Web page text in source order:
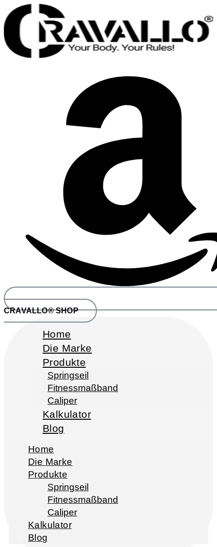
CRAVALLO® SHOP
Home
Die Marke
Produkte
Springseil
Fitnessmaßband
Caliper
Kalkulator
Blog
Home
Die Marke
Produkte
Springseil
Fitnessmaßband
Caliper
Kalkulator
Blog